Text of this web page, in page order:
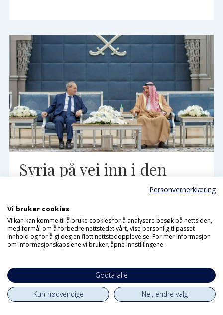
Syria på vei inn i den
arabiske varmen igjenPersonvernerklæring
Vi bruker cookies
Vi kan kan komme til å bruke cookies for å analysere besøk på nettsiden,
med formål om å forbedre nettstedet vårt, vise personlig tilpasset
innhold og for å gi deg en flott nettstedopplevelse. For mer informasjon
om informasjonskapslene vi bruker, åpne innstillingene.
Godta alle
Kun nødvendige
Nei, endre valg